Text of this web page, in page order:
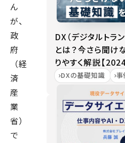
ん
が、
政
府
（経
済
産
業
省）
で
DX（デジタルトラ
とは？今さら聞け
りやすく解説【
DXの基礎知識 事